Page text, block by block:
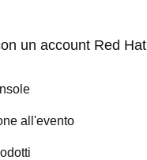
un account Red Hat
all'evento